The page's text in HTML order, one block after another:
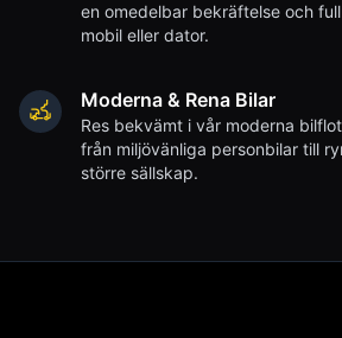
en omedelbar bekräftelse och
mobil eller dator.
Moderna & Rena Bilar
Res bekvämt i vår moderna
från miljövänliga personbilar till
större sällskap.